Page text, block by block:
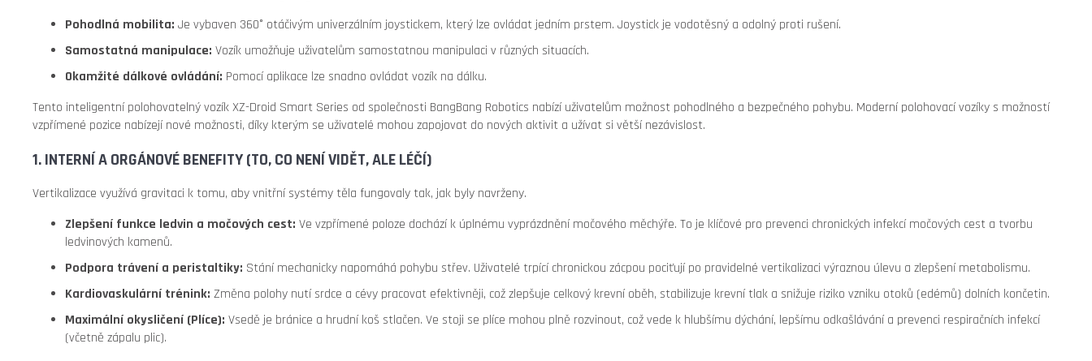
Pohodlná mobilita: Je vybaven 360° otáčivým univerzálním joystickem, který lze ovládat jedním prstem. Joystick je vodotěsný a odolný proti rušení.
Samostatná manipulace: Vozík umožňuje uživatelům samostatnou manipulaci v různých situacích.
Okamžité dálkové ovládání: Pomocí aplikace lze snadno ovládat vozík na dálku.
Tento inteligentní polohovatelný vozík XZ-Droid Smart Series od společnosti BangBang Robotics nabízí uživatelům možnost pohodlného a bezpečného pohybu. Moderní polohovací vozíky s možností
vzpřímené pozice nabízejí nové možnosti, díky kterým se uživatelé mohou zapojovat do nových aktivit a užívat si větší nezávislost.
1. INTERNÍ A ORGÁNOVÉ BENEFITY (TO, CO NENÍ VIDĚT, ALE LÉČÍ)
Vertikalizace využívá gravitaci k tomu, aby vnitřní systémy těla fungovaly tak, jak byly navrženy.
Zlepšení funkce ledvin a močových cest: Ve vzpřímené poloze dochází k úplnému vyprázdnění močového měchýře. To je klíčové pro prevenci chronických infekcí močových cest a tvorbu
ledvinových kamenů.
Podpora trávení a peristaltiky: Stání mechanicky napomáhá pohybu střev. Uživatelé trpící chronickou zácpou pociťují po pravidelné vertikalizaci výraznou úlevu a zlepšení metabolismu.
Kardiovaskulární trénink: Změna polohy nutí srdce a cévy pracovat efektivněji, což zlepšuje celkový krevní oběh, stabilizuje krevní tlak a snižuje riziko vzniku otoků (edémů) dolních končetin.
Maximální okysličení (Plíce): Vsedě je bránice a hrudní koš stlačen. Ve stoji se plíce mohou plně rozvinout, což vede k hlubšímu dýchání, lepšímu odkašlávání a prevenci respiračních infekcí
(včetně zápalu plic).